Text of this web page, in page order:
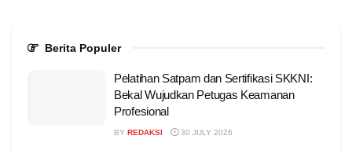
Berita Populer
Pelatihan Satpam dan Sertifikasi SKKNI:
Bekal Wujudkan Petugas Keamanan
Profesional
BY REDAKSI 30 JULY 2026